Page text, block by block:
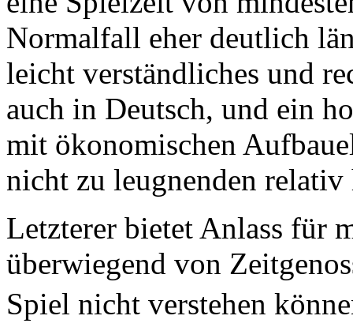
Normalfall eher deutlich
leicht verständliches und
auch in Deutsch, und ein
mit ökonomischen
nicht zu leugnenden
Letzterer bietet Anlass für
überwiegend von
Spiel nicht verstehen